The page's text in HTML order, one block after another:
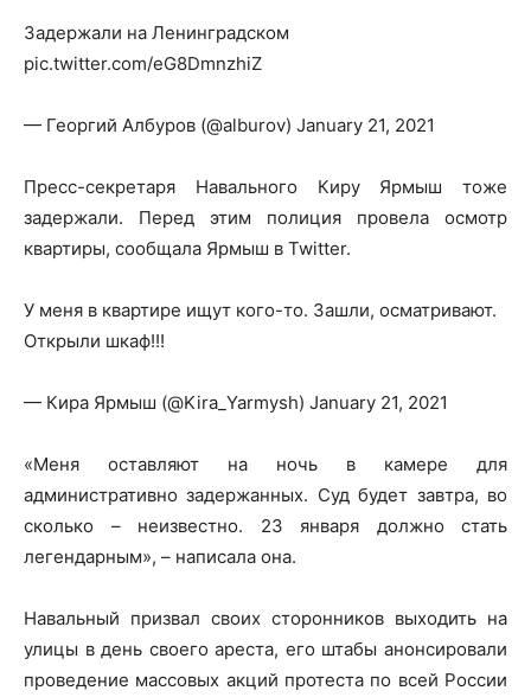
Задержали на Ленинградском
pic.twitter.com/eG8DmnzhiZ
— Георгий Албуров (@alburov) January 21, 2021
Пресс-секретаря Навального Киру Ярмыш тоже
задержали. Перед этим полиция провела осмотр
квартиры, сообщала Ярмыш в Twitter.
У меня в квартире ищут кого-то. Зашли, осматривают.
Открыли шкаф!!!
— Кира Ярмыш (@Kira_Yarmysh) January 21, 2021
«Меня оставляют на ночь в камере для
административно задержанных. Суд будет завтра, во
сколько – неизвестно. 23 января должно стать
легендарным», – написала она.
Навальный призвал своих сторонников выходить на
улицы в день своего ареста, его штабы анонсировали
проведение массовых акций протеста по всей России